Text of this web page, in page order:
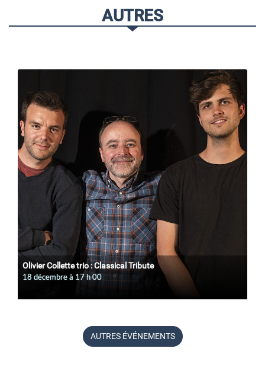
AUTRES
Olivier Collette trio : Classical Tribute
18 décembre à 17 h 00
AUTRES ÉVÉNEMENTS